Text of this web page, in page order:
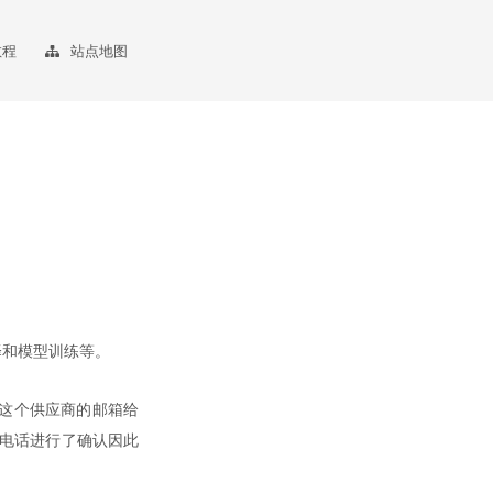
程 站点地图
模型训练等。
个供应商的邮箱给
话进行了确认因此